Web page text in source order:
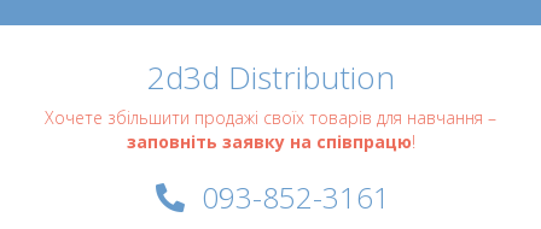
2d3d Distribution
Хочете збільшити продажі своїх товарів для навчання –
заповніть заявку на співпрацю!
093-852-3161